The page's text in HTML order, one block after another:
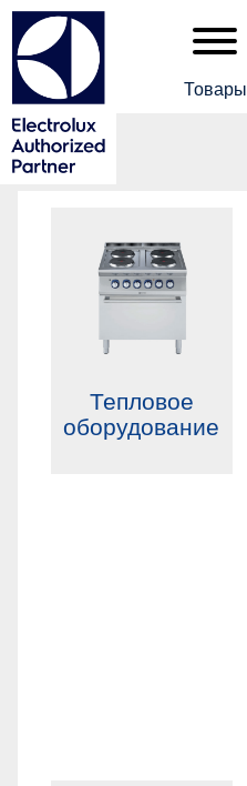
Товары
Тепловое
оборудование